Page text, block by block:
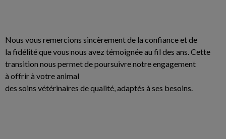
Nous vous remercions sincèrement de la confiance et de
la fidélité que vous nous avez témoignée au fil des ans. Cette
transition nous permet de poursuivre notre engagement
à offrir à votre animal
des soins vétérinaires de qualité, adaptés à ses besoins.